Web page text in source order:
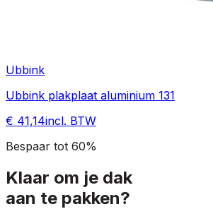
Ubbink
Ubbink plakplaat aluminium 131
€ 41,14incl. BTW
Bespaar tot 60%
Klaar om je dak
aan te pakken?